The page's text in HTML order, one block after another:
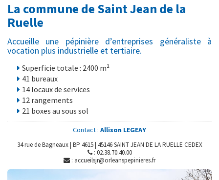
La commune de Saint Jean de la
Ruelle
Accueille une pépinière d’entreprises généraliste à
vocation plus industrielle et tertiaire.
Superficie totale : 2400 m²
41 bureaux
14 locaux de services
12 rangements
21 boxes au sous sol
Contact : Allison LEGEAY
34 rue de Bagneaux | BP 4615 | 45146 SAINT JEAN DE LA RUELLE CEDEX
: 02.38.70.40.00
: accueilsjr@orleanspepinieres.fr